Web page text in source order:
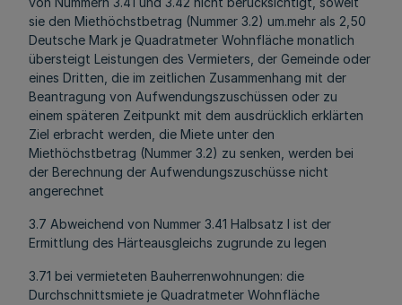
sie den Miethöchstbetrag (Nummer 3.2) um.mehr als 2,50
Deutsche Mark je Quadratmeter Wohnfläche monatlich
übersteigt Leistungen des Vermieters, der Gemeinde oder
eines Dritten, die im zeitlichen Zusammenhang mit der
Beantragung von Aufwendungszuschüssen oder zu
einem späteren Zeitpunkt mit dem ausdrücklich erklärten
Ziel erbracht werden, die Miete unter den
Miethöchstbetrag (Nummer 3.2) zu senken, werden bei
der Berechnung der Aufwendungszuschüsse nicht
angerechnet
3.7 Abweichend von Nummer 3.41 Halbsatz l ist der
Ermittlung des Härteausgleichs zugrunde zu legen
3.71 bei vermieteten Bauherrenwohnungen: die
Durchschnittsmiete je Quadratmeter Wohnfläche